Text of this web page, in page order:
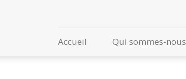
Accueil Qui sommes-nous